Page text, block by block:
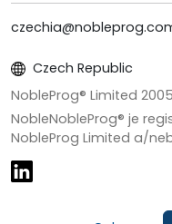
Czech Republic
NobleProg® Limited
NobleNobleProg® je
NobleProg Limited a/